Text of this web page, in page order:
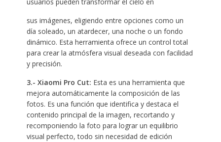
sus imágenes, eligiendo entre opciones como un
día soleado, un atardecer, una noche o un fondo
dinámico. Esta herramienta ofrece un control total
para crear la atmósfera visual deseada con facilidad
y precisión.
3.- Xiaomi Pro Cut: Esta es una herramienta que
mejora automáticamente la composición de las
fotos. Es una función que identifica y destaca el
contenido principal de la imagen, recortando y
recomponiendo la foto para lograr un equilibrio
visual perfecto, todo sin necesidad de edición